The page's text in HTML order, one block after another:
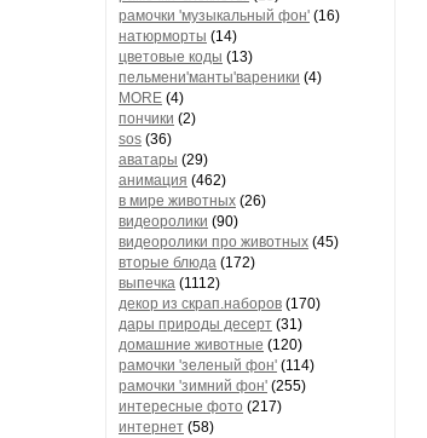
рамочки 'музыкальный фон' (16)
натюрморты (14)
цветовые коды (13)
пельмени'манты'вареники (4)
MORE (4)
пончики (2)
sos (36)
аватары (29)
анимация (462)
в мире животных (26)
видеоролики (90)
видеоролики про животных (45)
вторые блюда (172)
выпечка (1112)
декор из скрап.наборов (170)
дары природы десерт (31)
домашние животные (120)
рамочки 'зеленый фон' (114)
рамочки 'зимний фон' (255)
интересные фото (217)
интернет (58)